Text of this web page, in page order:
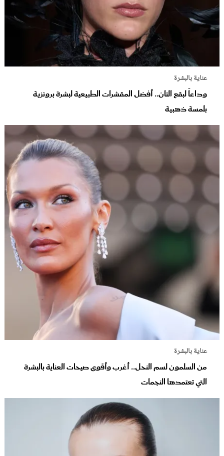
عناية بالبشرة
وداعاً لبقع التان.. أفضل المقشرات الطبيعية لبشرة برونزية
بلمسة ذهبية
عناية بالبشرة
من السلمون لسم النحل.. أغرب وأقوى صيحات العناية بالبشرة
التي تعتمدها النجمات